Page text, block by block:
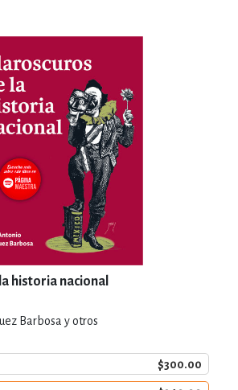
historia nacional
Barbosa y otros
$300.00